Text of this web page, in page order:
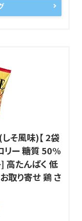
そ風味)【 2袋
リー 糖質 50%
高たんぱく 低
取り寄せ 鶏 さ